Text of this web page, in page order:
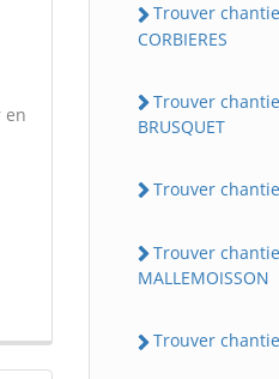
en
Trouver
CORBIERES
Trouver
BRUSQUET
Trouver
Trouver
MALLEMOISSON
Trouver